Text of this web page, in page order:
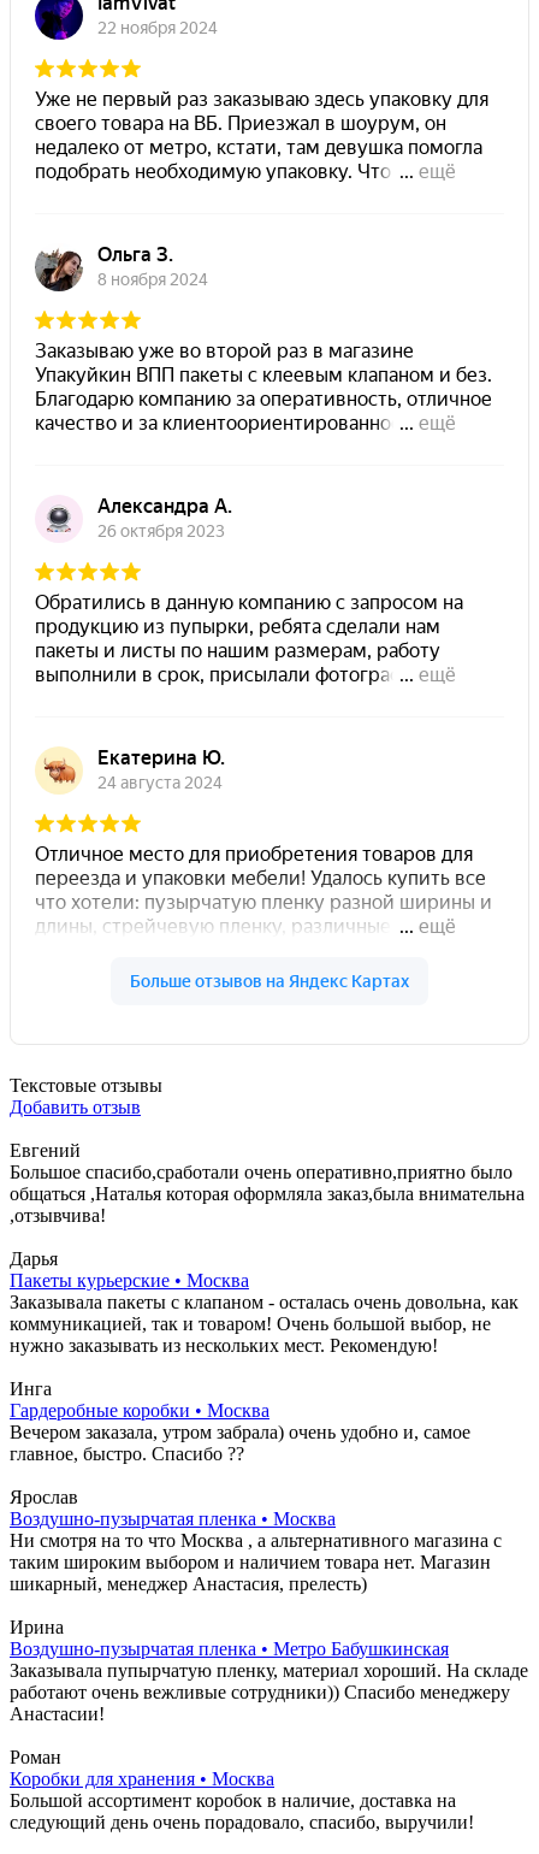
Текстовые отзывы
Добавить отзыв
Евгений
Большое спасибо,сработали очень оперативно,приятно было
общаться ,Наталья которая оформляла заказ,была внимательна
,отзывчива!
Дарья
Пакеты курьерские • Москва
Заказывала пакеты с клапаном - осталась очень довольна, как
коммуникацией, так и товаром! Очень большой выбор, не
нужно заказывать из нескольких мест. Рекомендую!
Инга
Гардеробные коробки • Москва
Вечером заказала, утром забрала) очень удобно и, самое
главное, быстро. Спасибо ??
Ярослав
Воздушно-пузырчатая пленка • Москва
Ни смотря на то что Москва , а альтернативного магазина с
таким широким выбором и наличием товара нет. Магазин
шикарный, менеджер Анастасия, прелесть)
Ирина
Воздушно-пузырчатая пленка • Метро Бабушкинская
Заказывала пупырчатую пленку, материал хороший. На складе
работают очень вежливые сотрудники)) Спасибо менеджеру
Анастасии!
Роман
Коробки для хранения • Москва
Большой ассортимент коробок в наличие, доставка на
следующий день очень порадовало, спасибо, выручили!